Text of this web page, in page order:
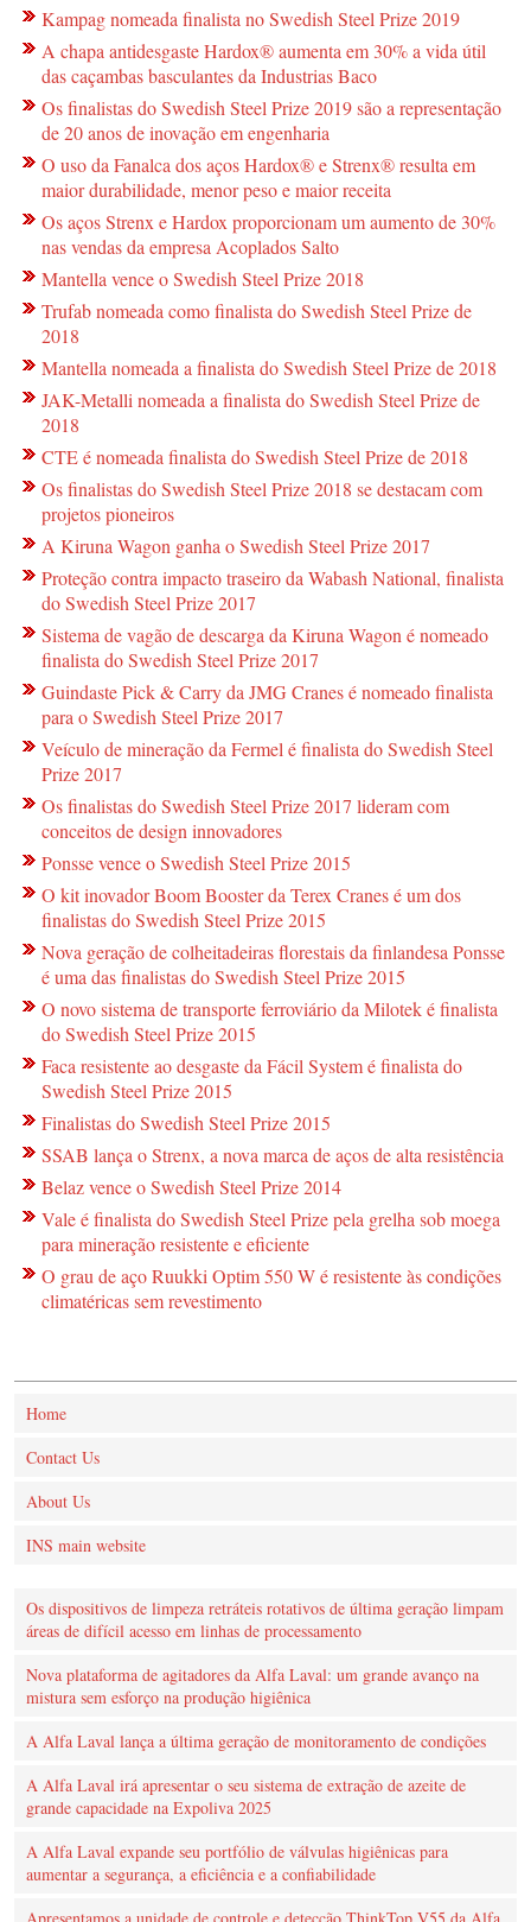
Kampag nomeada finalista no Swedish Steel Prize 2019
A chapa antidesgaste Hardox® aumenta em 30% a vida útil
das caçambas basculantes da Industrias Baco
Os finalistas do Swedish Steel Prize 2019 são a representação
de 20 anos de inovação em engenharia
O uso da Fanalca dos aços Hardox® e Strenx® resulta em
maior durabilidade, menor peso e maior receita
Os aços Strenx e Hardox proporcionam um aumento de 30%
nas vendas da empresa Acoplados Salto
Mantella vence o Swedish Steel Prize 2018
Trufab nomeada como finalista do Swedish Steel Prize de
2018
Mantella nomeada a finalista do Swedish Steel Prize de 2018
JAK-Metalli nomeada a finalista do Swedish Steel Prize de
2018
CTE é nomeada finalista do Swedish Steel Prize de 2018
Os finalistas do Swedish Steel Prize 2018 se destacam com
projetos pioneiros
A Kiruna Wagon ganha o Swedish Steel Prize 2017
Proteção contra impacto traseiro da Wabash National, finalista
do Swedish Steel Prize 2017
Sistema de vagão de descarga da Kiruna Wagon é nomeado
finalista do Swedish Steel Prize 2017
Guindaste Pick & Carry da JMG Cranes é nomeado finalista
para o Swedish Steel Prize 2017
Veículo de mineração da Fermel é finalista do Swedish Steel
Prize 2017
Os finalistas do Swedish Steel Prize 2017 lideram com
conceitos de design innovadores
Ponsse vence o Swedish Steel Prize 2015
O kit inovador Boom Booster da Terex Cranes é um dos
finalistas do Swedish Steel Prize 2015
Nova geração de colheitadeiras florestais da finlandesa Ponsse
é uma das finalistas do Swedish Steel Prize 2015
O novo sistema de transporte ferroviário da Milotek é finalista
do Swedish Steel Prize 2015
Faca resistente ao desgaste da Fácil System é finalista do
Swedish Steel Prize 2015
Finalistas do Swedish Steel Prize 2015
SSAB lança o Strenx, a nova marca de aços de alta resistência
Belaz vence o Swedish Steel Prize 2014
Vale é finalista do Swedish Steel Prize pela grelha sob moega
para mineração resistente e eficiente
O grau de aço Ruukki Optim 550 W é resistente às condições
climatéricas sem revestimento
Home
Contact Us
About Us
INS main website
Os dispositivos de limpeza retráteis rotativos de última geração limpam
áreas de difícil acesso em linhas de processamento
Nova plataforma de agitadores da Alfa Laval: um grande avanço na
mistura sem esforço na produção higiênica
A Alfa Laval lança a última geração de monitoramento de condições
A Alfa Laval irá apresentar o seu sistema de extração de azeite de
grande capacidade na Expoliva 2025
A Alfa Laval expande seu portfólio de válvulas higiênicas para
aumentar a segurança, a eficiência e a confiabilidade